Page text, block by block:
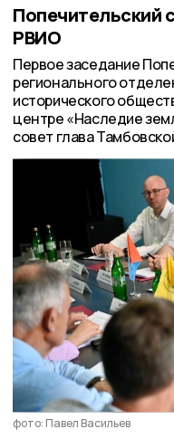
Попечительский
РВИО
Первое заседание
регионального
исторического
центре «Наследие
совет глава
фото: Павел Васильев